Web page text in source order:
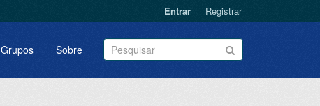
Entrar Registrar
Grupos Sobre